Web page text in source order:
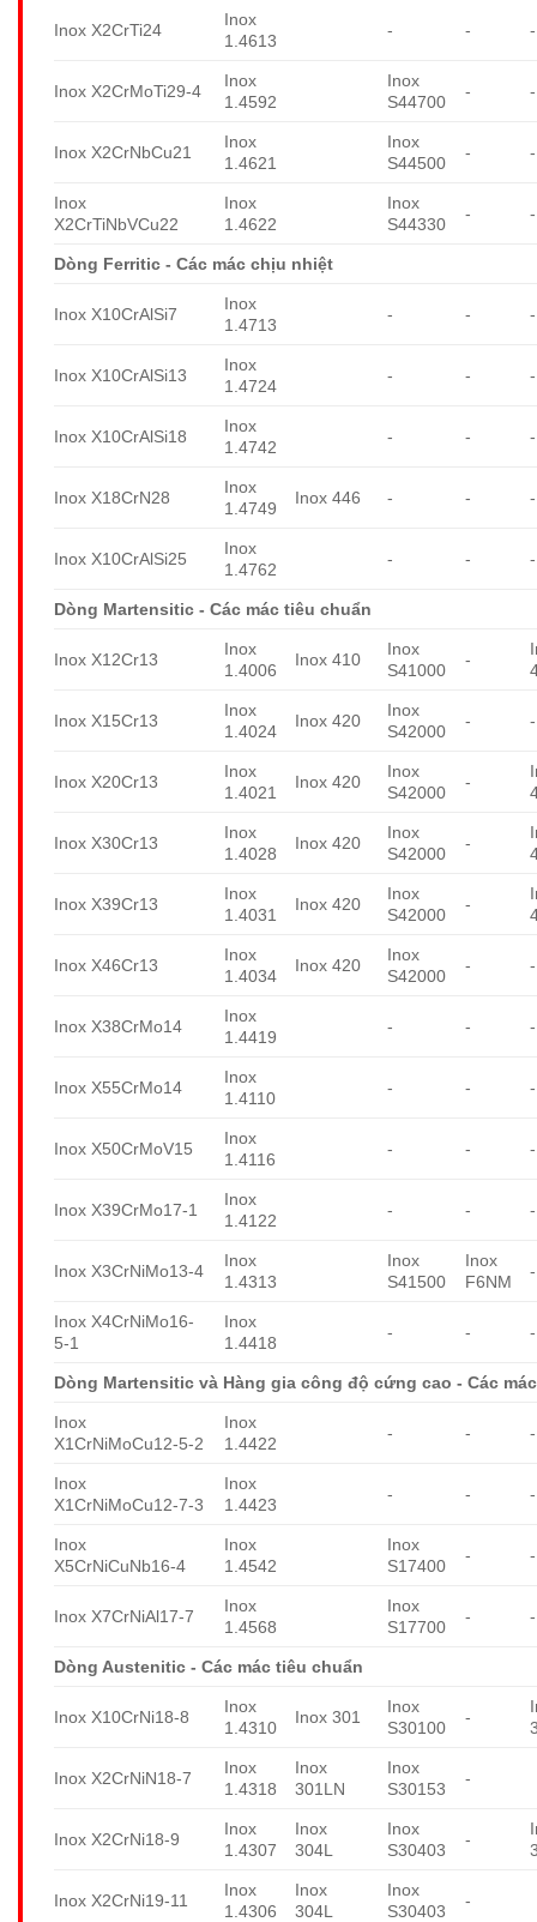
Inox X2CrTi24
Inox
1.4613
- - -
Inox X2CrMoTi29-4
Inox
1.4592
Inox
S44700
- -
Inox X2CrNbCu21
Inox
1.4621
Inox
S44500
- -
Inox
X2CrTiNbVCu22
Inox
1.4622
Inox
S44330
- -
Dòng Ferritic - Các mác chịu nhiệt
Inox X10CrAlSi7
Inox
1.4713
- - -
Inox X10CrAlSi13
Inox
1.4724
- - -
Inox X10CrAlSi18
Inox
1.4742
- - -
Inox X18CrN28
Inox
1.4749
Inox 446 - - -
Inox X10CrAlSi25
Inox
1.4762
- - -
Dòng Martensitic - Các mác tiêu chuẩn
Inox X12Cr13
Inox
1.4006
Inox 410
Inox
S41000
-
Inox X15Cr13
Inox
1.4024
Inox 420
Inox
S42000
- -
Inox X20Cr13
Inox
1.4021
Inox 420
Inox
S42000
-
Inox X30Cr13
Inox
1.4028
Inox 420
Inox
S42000
-
Inox X39Cr13
Inox
1.4031
Inox 420
Inox
S42000
-
Inox X46Cr13
Inox
1.4034
Inox 420
Inox
S42000
- -
Inox X38CrMo14
Inox
1.4419
- - -
Inox X55CrMo14
Inox
1.4110
- - -
Inox X50CrMoV15
Inox
1.4116
- - -
Inox X39CrMo17-1
Inox
1.4122
- - -
Inox X3CrNiMo13-4
Inox
1.4313
Inox
S41500
Inox
F6NM
-
Inox X4CrNiMo16-
5-1
Inox
1.4418
- - -
Dòng Martensitic và Hàng gia công độ cứng cao - Các
Inox
X1CrNiMoCu12-5-2
Inox
1.4422
- - -
Inox
X1CrNiMoCu12-7-3
Inox
1.4423
- - -
Inox
X5CrNiCuNb16-4
Inox
1.4542
Inox
S17400
- -
Inox X7CrNiAl17-7
Inox
1.4568
Inox
S17700
- -
Dòng Austenitic - Các mác tiêu chuẩn
Inox X10CrNi18-8
Inox
1.4310
Inox 301
Inox
S30100
-
Inox X2CrNiN18-7
Inox
1.4318
Inox
301LN
Inox
S30153
-
Inox X2CrNi18-9
Inox
1.4307
Inox
304L
Inox
S30403
-
Inox X2CrNi19-11
Inox
1.4306
Inox
304L
Inox
S30403
-